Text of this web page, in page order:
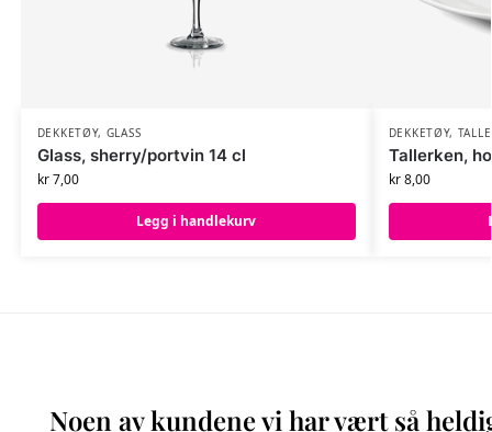
DEKKETØY, GLASS
Glass, sherry/portvin 14 cl
kr7,00
Legg i handlekurv
DEKKETØY,
Tallerken,
kr8,00
Noen av kundene vi har vært så